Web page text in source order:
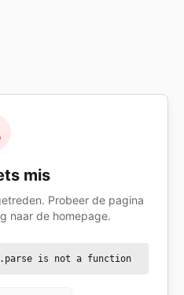
mis
Probeer de pagina
naar de homepage.
is not a function